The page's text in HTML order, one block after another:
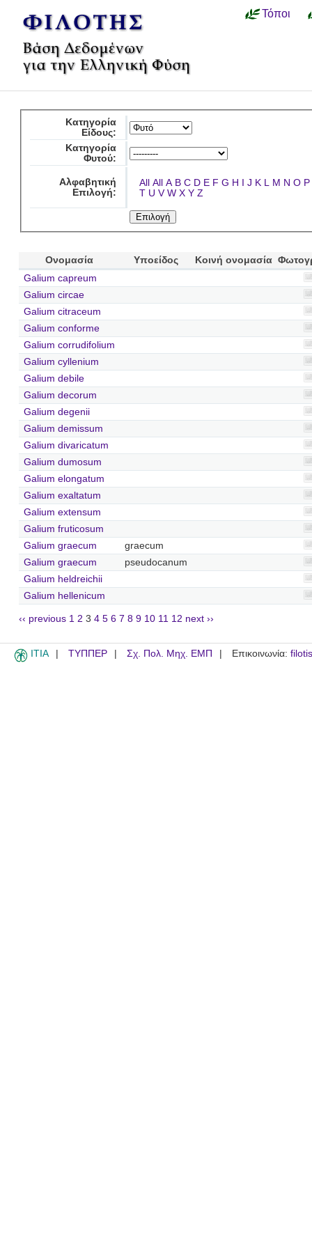
Τόποι
Κατηγορία
Είδους:
Κατηγορία
Φυτού:
Αλφαβητική
Επιλογή:
All All A B C D E F G H I J K L M N O P
T U V W X Y Z
Ονομασία Υποείδος Κοινή ονομασία
Galium capreum
Galium circae
Galium citraceum
Galium conforme
Galium corrudifolium
Galium cyllenium
Galium debile
Galium decorum
Galium degenii
Galium demissum
Galium divaricatum
Galium dumosum
Galium elongatum
Galium exaltatum
Galium extensum
Galium fruticosum
Galium graecum
graecum
Galium graecum
pseudocanum
Galium heldreichii
Galium hellenicum
‹‹ previous 1 2 3 4 5 6 7 8 9 10 11 12 next ››
ITIA ΤΥΠΠΕΡ Σχ. Πολ. Μηχ. ΕΜΠ Επικοινωνία: